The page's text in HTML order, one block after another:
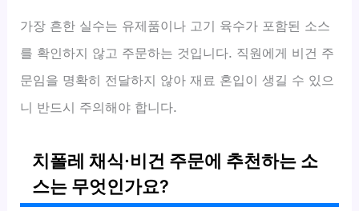
가장 흔한 실수는 유제품이나 고기 육수가 포함된 소스
를 확인하지 않고 주문하는 것입니다. 직원에게 비건 주
문임을 명확히 전달하지 않아 재료 혼입이 생길 수 있으
니 반드시 주의해야 합니다.
치폴레 채식·비건 주문에 추천하는 소
스는 무엇인가요?